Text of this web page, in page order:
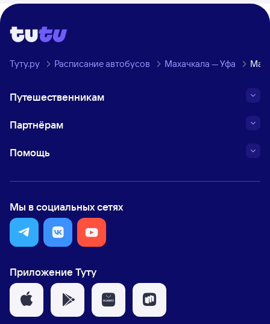
Туту.ру Расписание автобусов Махачкала — Уфа
Путешественникам
Партнёрам
Помощь
Мы в социальных сетях
Приложение Туту